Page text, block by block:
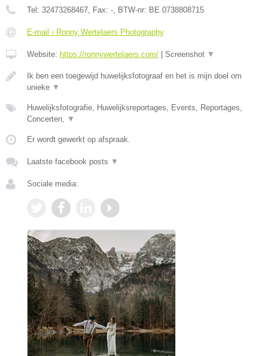
Tel: 32473268467, Fax: -, BTW-nr: BE 0738808715
E-mail › Ronny Wertelaers Photography
Website: https://ronnywertelaers.com/ Screenshot ▼
Ik ben een toegewijd huwelijksfotograaf en het is mijn doel om
unieke ▼
Huwelijksfotografie, Huwelijksreportages, Events, Reportages,
Concerten, ▼
Er wordt gewerkt op afspraak.
Laatste facebook posts ▼
Sociale media: